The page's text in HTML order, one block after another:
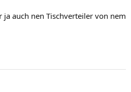
auch nen Tischverteiler von nem